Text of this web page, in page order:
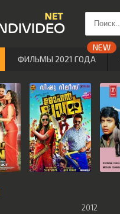
2012
ФИЛЬМЫ 2021 ГОДА